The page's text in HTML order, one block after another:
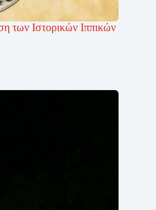
Ιστορικών Ιππικών